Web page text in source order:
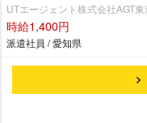
UTエージェント株式会社AGT
時給1,400円
派遣社員 / 愛知県